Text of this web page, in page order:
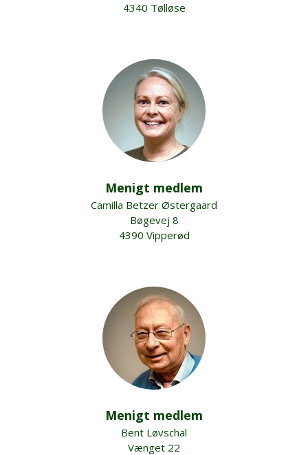
4340 Tølløse
Menigt medlem
Camilla Betzer Østergaard
Bøgevej 8
4390 Vipperød
Menigt medlem
Bent Løvschal
Vænget 22